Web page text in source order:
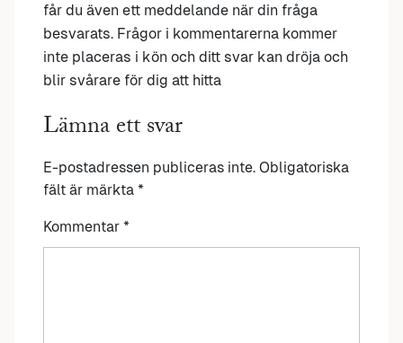
får du även ett meddelande när din fråga
besvarats. Frågor i kommentarerna kommer
inte placeras i kön och ditt svar kan dröja och
blir svårare för dig att hitta
Lämna ett svar
E-postadressen publiceras inte. Obligatoriska
fält är märkta *
Kommentar *